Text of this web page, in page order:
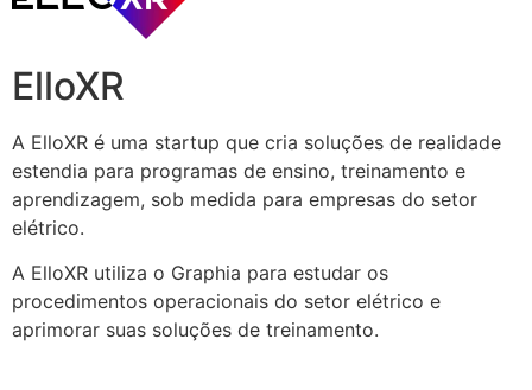
ElloXR
A ElloXR é uma startup que cria soluções de realidade
estendia para programas de ensino, treinamento e
aprendizagem, sob medida para empresas do setor
elétrico.
A ElloXR utiliza o Graphia para estudar os
procedimentos operacionais do setor elétrico e
aprimorar suas soluções de treinamento.